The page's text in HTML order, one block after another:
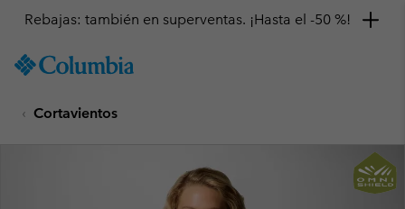
TO
SKIP
Rebajas: también en superventas. ¡Hasta el -50 %!
Cortavientos